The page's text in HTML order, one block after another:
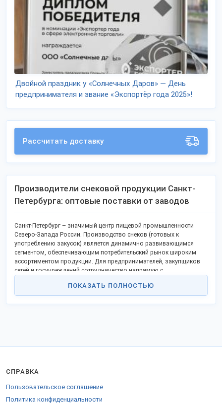
Двойной праздник у «Солнечных Даров» — День
предпринимателя и звание «Экспортёр года 2025»!
Рассчитать доставку
Производители снековой продукции Санкт-
Петербурга: оптовые поставки от заводов
Санкт-Петербург – значимый центр пищевой промышленности
Северо-Запада России. Производство снеков (готовых к
употреблению закусок) является динамично развивающимся
сегментом, обеспечивающим потребительский рынок широким
ассортиментом продукции. Для предпринимателей, закупщиков
сетей и госучреждений сотрудничество напрямую с
качественным отечественным товарам по конкурентным оптовым
ценам.
(кальмары, мидии), овощные чипсы, фруктовые снеки.
ООО "Петербургские орехи"
смеси орехов и сухофруктов. Работает с крупным HoReCa и
ПОКАЗАТЬ ПОЛНОСТЬЮ
СПРАВКА
Пользовательское соглашение
Политика конфиденциальности